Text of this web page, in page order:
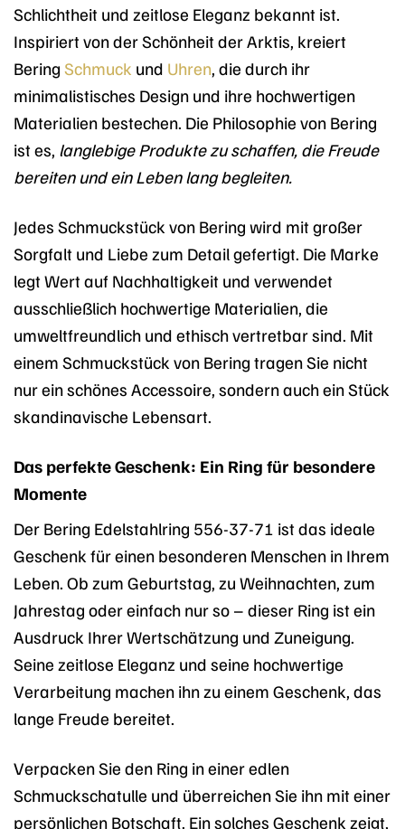
Schlichtheit und zeitlose Eleganz bekannt ist.
Inspiriert von der Schönheit der Arktis, kreiert
Bering Schmuck und Uhren, die durch ihr
minimalistisches Design und ihre hochwertigen
Materialien bestechen. Die Philosophie von Bering
ist es, langlebige Produkte zu schaffen, die Freude
bereiten und ein Leben lang begleiten.
Jedes Schmuckstück von Bering wird mit großer
Sorgfalt und Liebe zum Detail gefertigt. Die Marke
legt Wert auf Nachhaltigkeit und verwendet
ausschließlich hochwertige Materialien, die
umweltfreundlich und ethisch vertretbar sind. Mit
einem Schmuckstück von Bering tragen Sie nicht
nur ein schönes Accessoire, sondern auch ein Stück
skandinavische Lebensart.
Das perfekte Geschenk: Ein Ring für besondere
Momente
Der Bering Edelstahlring 556-37-71 ist das ideale
Geschenk für einen besonderen Menschen in Ihrem
Leben. Ob zum Geburtstag, zu Weihnachten, zum
Jahrestag oder einfach nur so – dieser Ring ist ein
Ausdruck Ihrer Wertschätzung und Zuneigung.
Seine zeitlose Eleganz und seine hochwertige
Verarbeitung machen ihn zu einem Geschenk, das
lange Freude bereitet.
Verpacken Sie den Ring in einer edlen
Schmuckschatulle und überreichen Sie ihn mit einer
persönlichen Botschaft. Ein solches Geschenk zeigt,